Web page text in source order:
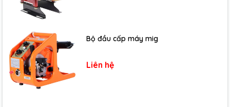
Bộ đầu cấp máy mig
Liên hệ